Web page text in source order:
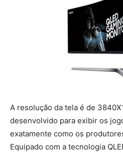
A resolução da tela é de
desenvolvido para exibir os
exatamente como os
Equipado com a tecnologia